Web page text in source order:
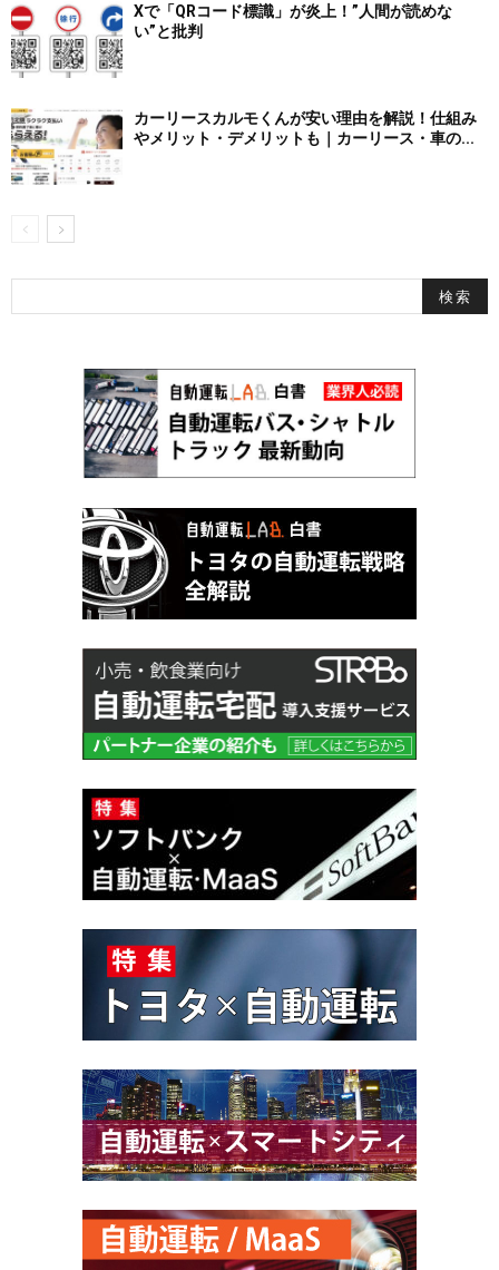
Xで「QRコード標識」が炎上！”人間が読めな
い”と批判
カーリースカルモくんが安い理由を解説！仕組み
やメリット・デメリットも｜カーリース・車の...